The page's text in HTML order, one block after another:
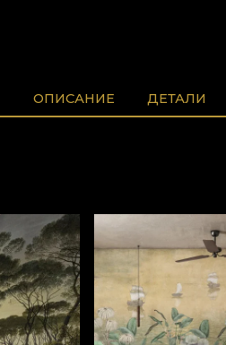
ОПИСАНИЕ ДЕТАЛИ